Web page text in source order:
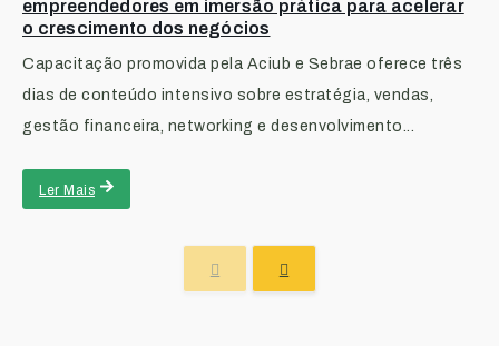
empreendedores em imersão prática para acelerar
o crescimento dos negócios
Capacitação promovida pela Aciub e Sebrae oferece três
dias de conteúdo intensivo sobre estratégia, vendas,
gestão financeira, networking e desenvolvimento...
Ler Mais